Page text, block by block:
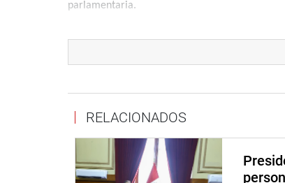
parlamentaria.
más mujeres reciben golpes en silencio, no
casa qué le va a decir al agresor: ¿acá esta mi
Ante más de un centenar de asistentes al
y a denunciar al agresor. “No te calles, habla,
firmeza de hacerse respetar; la mujer no ha
RELACIONADOS